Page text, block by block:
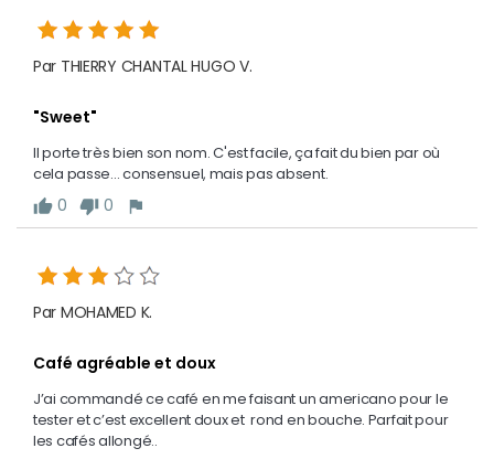
Par THIERRY CHANTAL HUGO V.
"Sweet"
Il porte très bien son nom. C'est facile, ça fait du bien par où
cela passe... consensuel, mais pas absent.
thumb_up 0 thumb_down 0 flag
Par MOHAMED K.
Café agréable et doux
J’ai commandé ce café en me faisant un americano pour le
tester et c’est excellent doux et  rond en bouche. Parfait pour
les cafés allongé..